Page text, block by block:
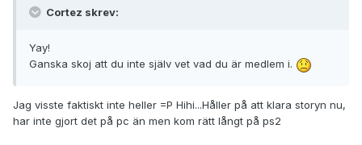
Cortez skrev:
Yay!
Ganska skoj att du inte själv vet vad du är medlem i.
Jag visste faktiskt inte heller =P Hihi...Håller på att klara storyn nu,
har inte gjort det på pc än men kom rätt långt på ps2